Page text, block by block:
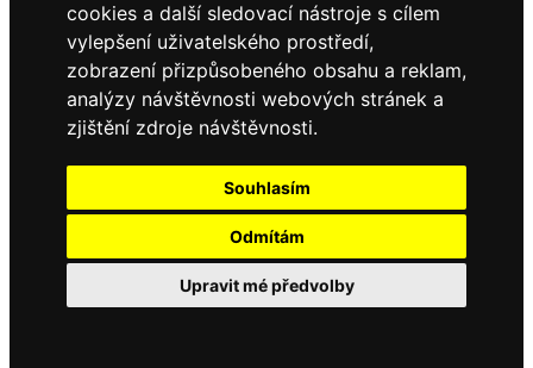
cookies a další sledovací nástroje s cílem
vylepšení uživatelského prostředí,
zobrazení přizpůsobeného obsahu a reklam,
analýzy návštěvnosti webových stránek a
zjištění zdroje návštěvnosti.
Souhlasím
Odmítám
Upravit mé předvolby